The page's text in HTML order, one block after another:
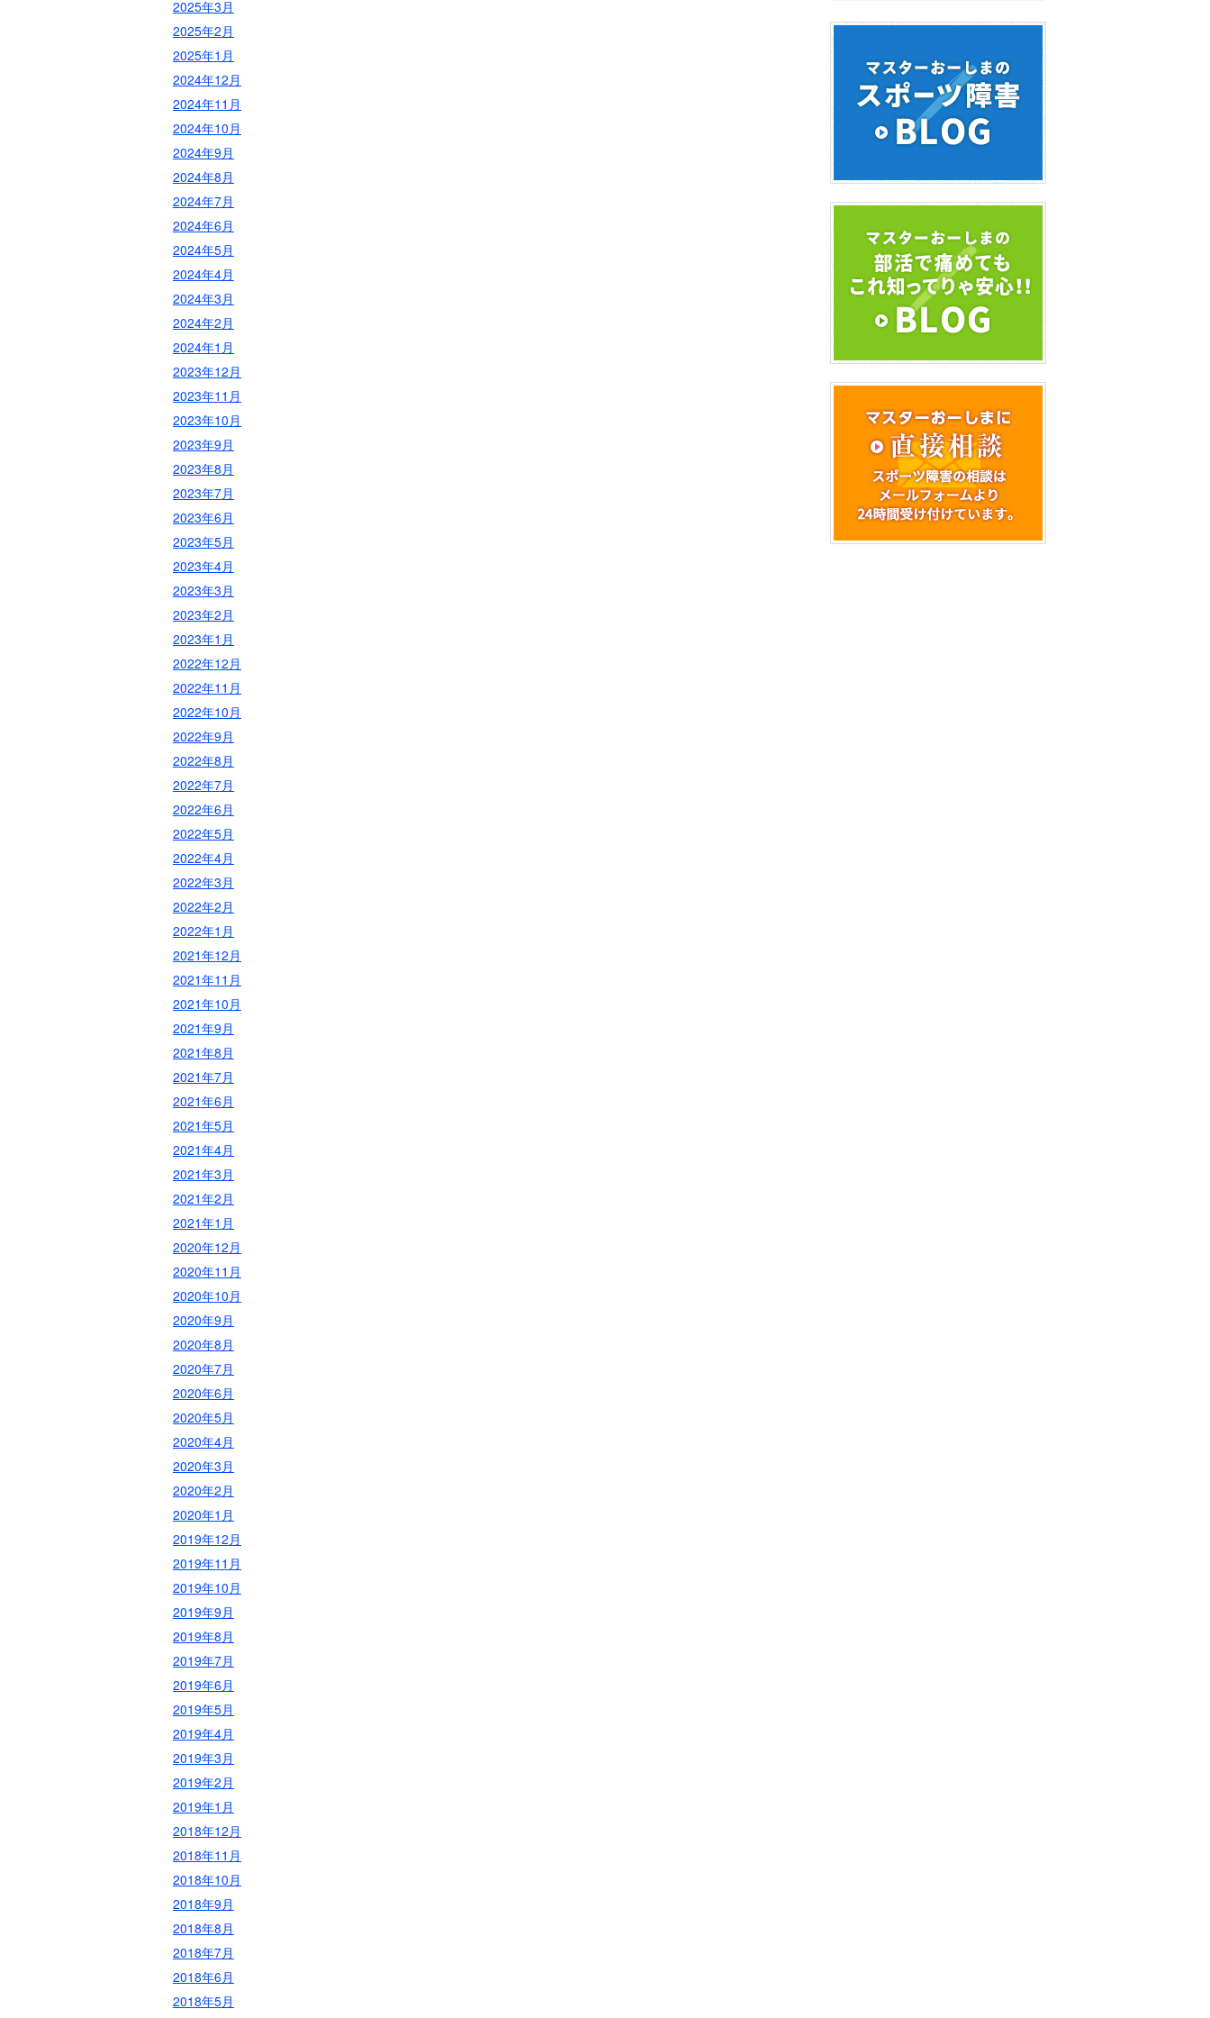
2025年3月
2025年2月
2025年1月
2024年12月
2024年11月
2024年10月
2024年9月
2024年8月
2024年7月
2024年6月
2024年5月
2024年4月
2024年3月
2024年2月
2024年1月
2023年12月
2023年11月
2023年10月
2023年9月
2023年8月
2023年7月
2023年6月
2023年5月
2023年4月
2023年3月
2023年2月
2023年1月
2022年12月
2022年11月
2022年10月
2022年9月
2022年8月
2022年7月
2022年6月
2022年5月
2022年4月
2022年3月
2022年2月
2022年1月
2021年12月
2021年11月
2021年10月
2021年9月
2021年8月
2021年7月
2021年6月
2021年5月
2021年4月
2021年3月
2021年2月
2021年1月
2020年12月
2020年11月
2020年10月
2020年9月
2020年8月
2020年7月
2020年6月
2020年5月
2020年4月
2020年3月
2020年2月
2020年1月
2019年12月
2019年11月
2019年10月
2019年9月
2019年8月
2019年7月
2019年6月
2019年5月
2019年4月
2019年3月
2019年2月
2019年1月
2018年12月
2018年11月
2018年10月
2018年9月
2018年8月
2018年7月
2018年6月
2018年5月